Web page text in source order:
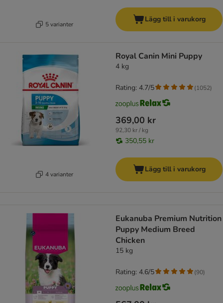
5 varianter
Lägg till i varukorg
4 varianter
Royal Canin Mini Puppy
4 kg
369,00 kr
92,30 kr / kg
350,55 kr
Rating: 4.7/5 (1052)
Lägg till i varukorg
Eukanuba Premium Nutrition
Puppy Medium Breed
Chicken
15 kg
Rating: 4.6/5 (90)